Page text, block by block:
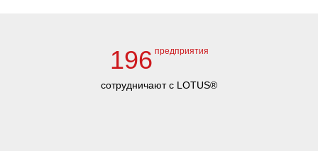
196 предприятия
сотрудничают с LOTUS®